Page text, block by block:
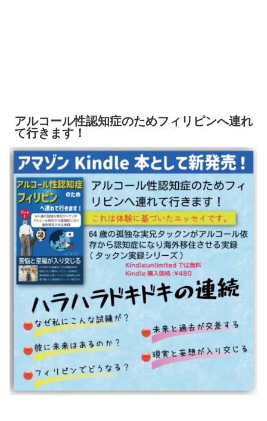
アルコール性認知症のためフィリピンへ連れ
て行きます！